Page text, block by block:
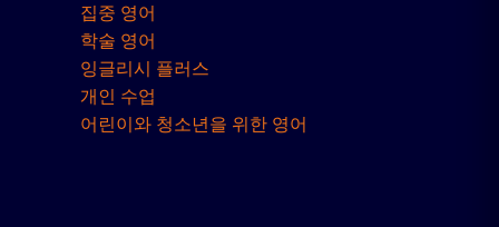
집중 영어
학술 영어
잉글리시 플러스
개인 수업
어린이와 청소년을 위한 영어